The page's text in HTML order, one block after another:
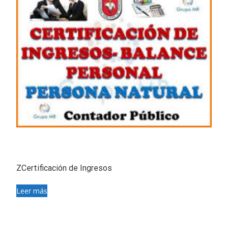
ZCertificación de Ingresos
Leer más